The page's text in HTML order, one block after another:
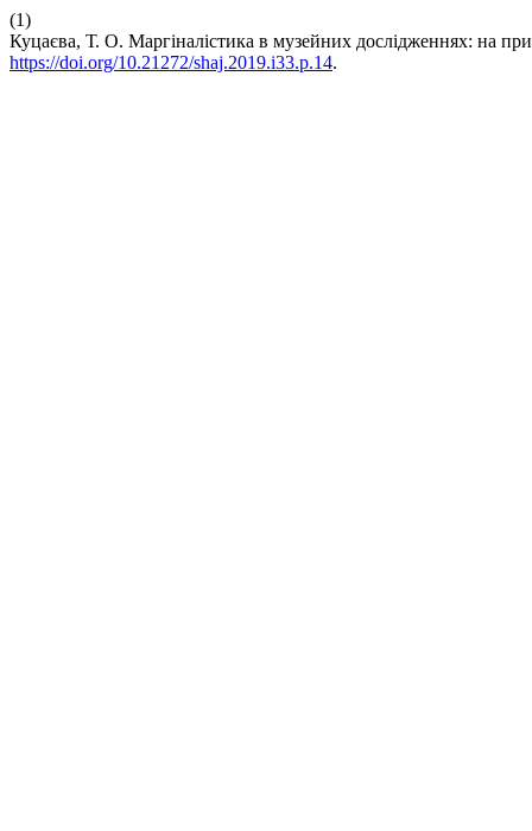
(1)
Куцаєва, Т. О. Маргіналістика в музейних дослідженнях: на
https://doi.org/10.21272/shaj.2019.i33.p.14.